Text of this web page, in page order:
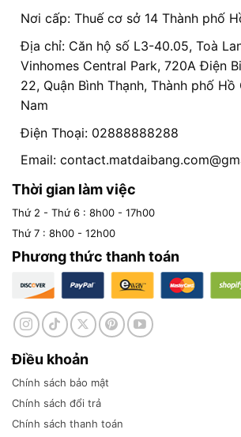
Nơi cấp: Thuế cơ sở 14 Thành phố
Địa chỉ: Căn hộ số L3-40.05, Toà
Vinhomes Central Park, 720A Điện
22, Quận Bình Thạnh, Thành phố Hồ
Nam
Điện Thoại: 02888888288
Email:
Thời gian làm việc
Thứ 2 - Thứ 6 : 8h00 - 17h00
Thứ 7 : 8h00 - 12h00
Phương thức thanh toán
Điều khoản
Chính sách bảo mật
Chính sách đổi trả
Chính sách thanh toán